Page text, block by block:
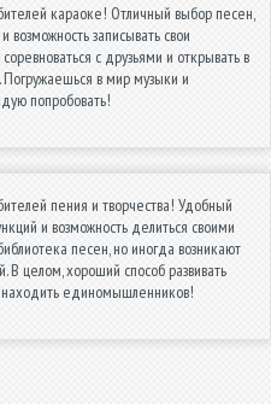
караоке! Отличный выбор песен,
записывать свои
с друзьями и открывать в
в мир музыки и
попробовать!
пения и творчества! Удобный
и возможность делиться своими
песен, но иногда возникают
В целом, хороший способ развивать
единомышленников!